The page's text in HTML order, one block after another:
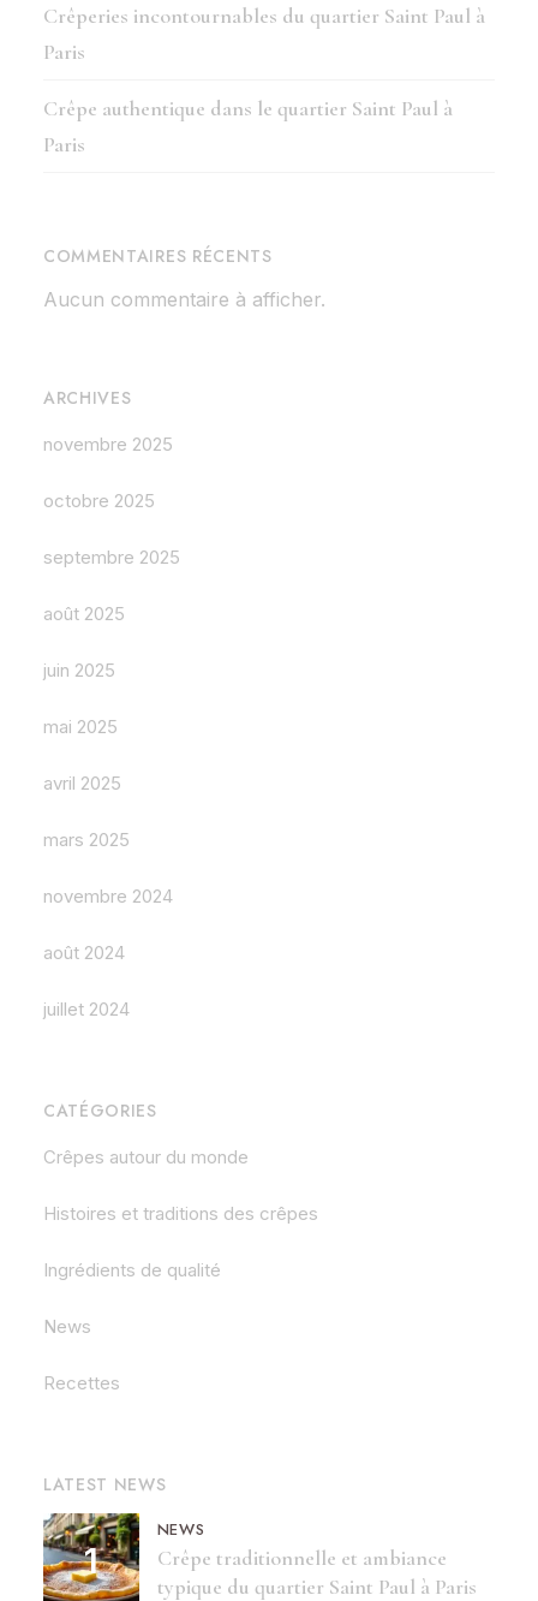
Crêperies incontournables du quartier Saint Paul à
Paris
Crêpe authentique dans le quartier Saint Paul à
Paris
COMMENTAIRES RÉCENTS
Aucun commentaire à afficher.
ARCHIVES
novembre 2025
octobre 2025
septembre 2025
août 2025
juin 2025
mai 2025
avril 2025
mars 2025
novembre 2024
août 2024
juillet 2024
CATÉGORIES
Crêpes autour du monde
Histoires et traditions des crêpes
Ingrédients de qualité
News
Recettes
LATEST NEWS
NEWS
Crêpe traditionnelle et ambiance
typique du quartier Saint Paul à Paris